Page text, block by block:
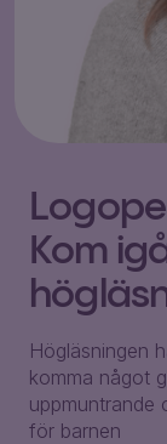
Kom
Högläsningen
komma något
uppmuntrande
för barnen